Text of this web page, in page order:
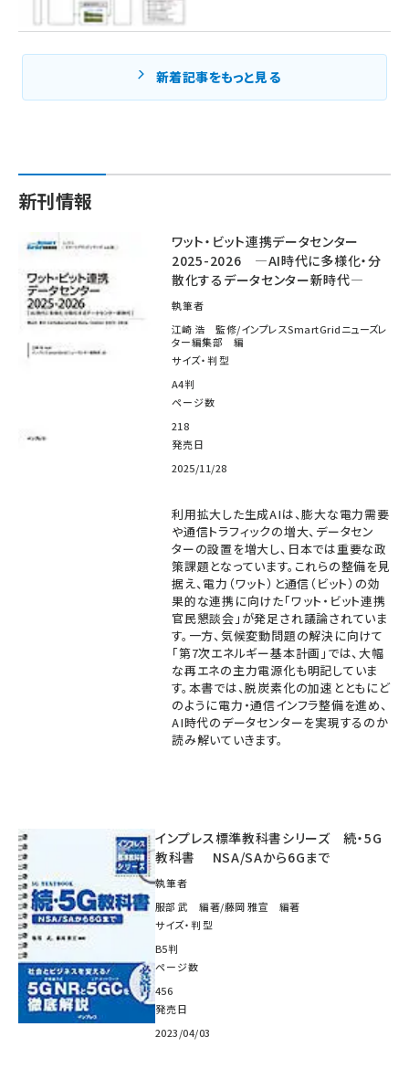
新着記事をもっと見る
新刊情報
ワット・ビット連携データセンター
2025-2026 ―AI時代に多様化・分
散化するデータセンター新時代―
執筆者
江崎 浩 監修/インプレスSmartGridニューズレ
ター編集部 編
サイズ・判型
A4判
ページ数
218
発売日
2025/11/28
利用拡大した生成AIは、膨大な電力需要
や通信トラフィックの増大、データセン
ターの設置を増大し、日本では重要な政
策課題となっています。これらの整備を見
据え、電力（ワット）と通信（ビット）の効
果的な連携に向けた「ワット・ビット連携
官民懇談会」が発足され議論されていま
す。一方、気候変動問題の解決に向けて
「第7次エネルギー基本計画」では、大幅
な再エネの主力電源化も明記していま
す。本書では、脱炭素化の加速とともにど
のように電力・通信インフラ整備を進め、
AI時代のデータセンターを実現するのか
読み解いていきます。
インプレス標準教科書シリーズ 続・5G
教科書 NSA/SAから6Gまで
執筆者
服部 武 編著/藤岡 雅宣 編著
サイズ・判型
B5判
ページ数
456
発売日
2023/04/03